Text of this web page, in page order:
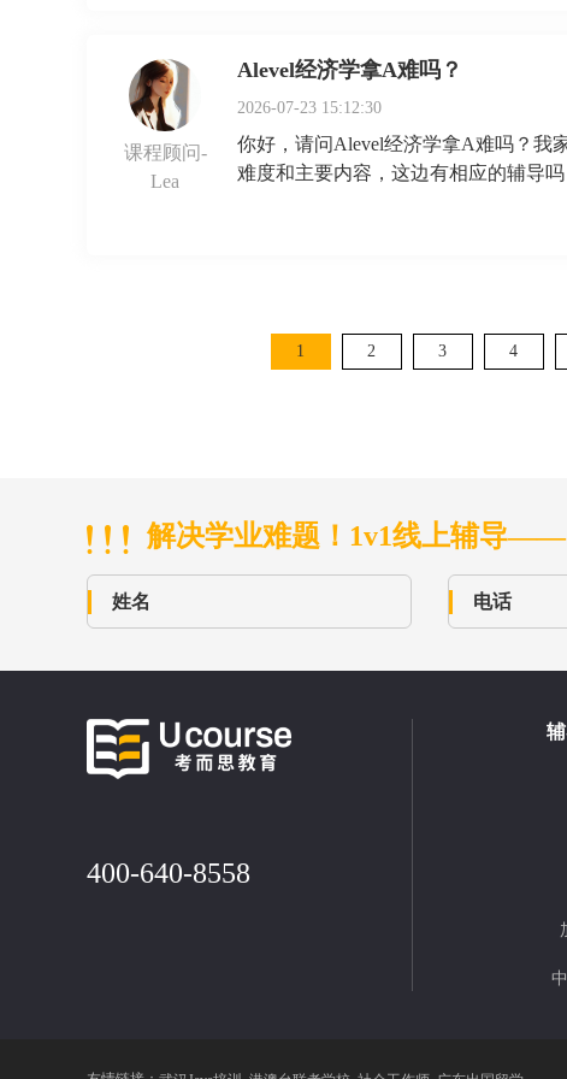
课程顾问-
Lea
Alevel经济学拿A难吗？
2026-07-23 15:12:30
你好，请问Alevel经济学拿A难吗？我
难度和主要内容，这边有相应的辅导吗
1 2 3 4
解决学业难题！1v1线上辅导——
400-640-8558